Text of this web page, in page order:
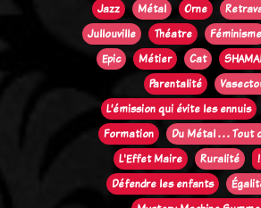
Jazz
Métal Orne
Jullouville
Théatre Féminisme
Epic
Métier Cat
Parentalité
L’émission qui évite les ennuis
Formation
Du Métal . . . Tout
L'Effet Maire
Ruralité !
Défendre les enfants